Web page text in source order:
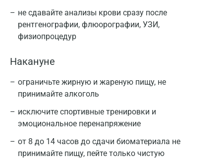
не сдавайте анализы крови сразу после
рентгенографии, флюорографии, УЗИ,
физиопроцедур
Накануне
ограничьте жирную и жареную пищу, не
принимайте алкоголь
исключите спортивные тренировки и
эмоциональное перенапряжение
от 8 до 14 часов до сдачи биоматериала не
принимайте пищу, пейте только чистую